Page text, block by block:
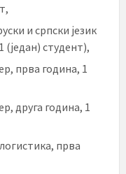
и српски језик
студент),
прва година, 1
друга година, 1
прва